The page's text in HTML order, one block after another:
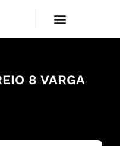
8 VARGA